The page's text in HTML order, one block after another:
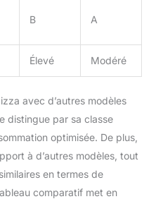
B A
Élevé Modéré
avec d’autres modèles
distingue par sa classe
optimisée. De plus,
à d’autres modèles, tout
en termes de
comparatif met en